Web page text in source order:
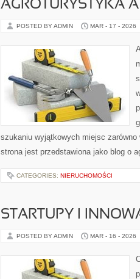
AGROTURYSTYKA
POSTED BY ADMIN MAR - 17 - 2026
szukaniu wyjątkowych miejsc
strona jest przedstawiona jako blog o
CATEGORIES: NIERUCHOMOŚCI
STARTUPY I
POSTED BY ADMIN MAR - 16 - 2026